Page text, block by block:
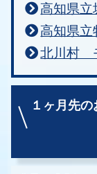
高知県立
高知県立
北川村
１ヶ月先の